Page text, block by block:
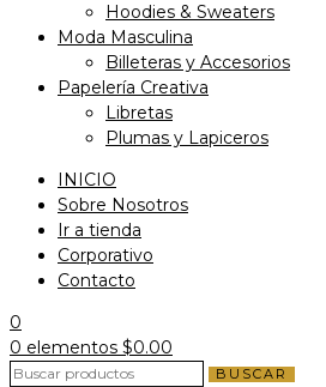
Hoodies & Sweaters
Moda Masculina
Billeteras y Accesorios
Papelería Creativa
Libretas
Plumas y Lapiceros
INICIO
Sobre Nosotros
Ir a tienda
Corporativo
Contacto
0
0 elementos $0.00
BUSCAR